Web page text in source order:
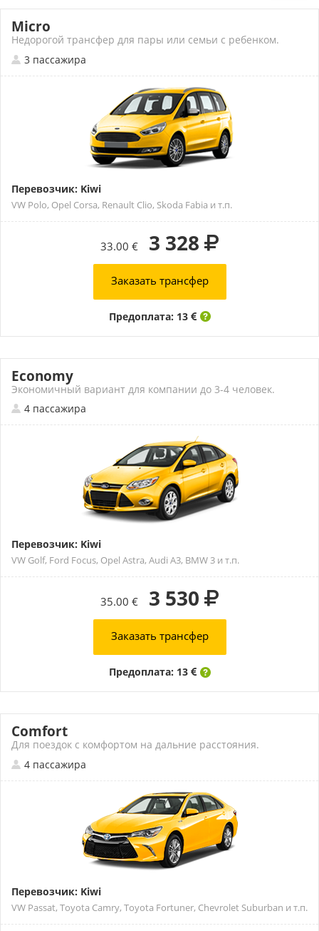
Micro
Недорогой трансфер для пары или семьи с ребенком.
3 пассажира
Перевозчик: Kiwi
VW Polo, Opel Corsa, Renault Clio, Skoda Fabia и т.п.
33.00 € 3 328
Заказать трансфер
Предоплата: 13
Economy
Экономичный вариант для компании до 3-4 человек.
4 пассажира
Перевозчик: Kiwi
VW Golf, Ford Focus, Opel Astra, Audi A3, BMW 3 и т.п.
35.00 € 3 530
Заказать трансфер
Предоплата: 13
Comfort
Для поездок с комфортом на дальние расстояния.
4 пассажира
Перевозчик: Kiwi
VW Passat, Toyota Camry, Toyota Fortuner, Chevrolet Suburban и т.п.